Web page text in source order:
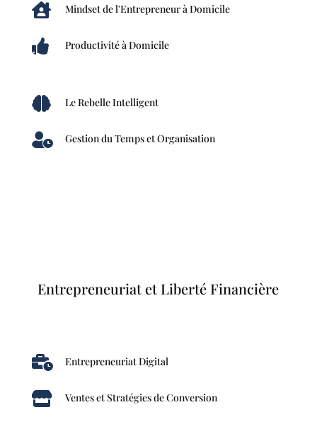
 Mindset de l'Entrepreneur à Domicile
 Productivité à Domicile
 Le Rebelle Intelligent
 Gestion du Temps et Organisation
Entrepreneuriat et Liberté Financière
 Entrepreneuriat Digital
 Ventes et Stratégies de Conversion